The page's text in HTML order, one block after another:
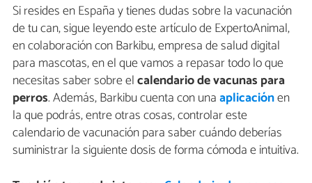
Si resides en España y tienes dudas sobre la vacunación
de tu can, sigue leyendo este artículo de ExpertoAnimal,
en colaboración con Barkibu, empresa de salud digital
para mascotas, en el que vamos a repasar todo lo que
necesitas saber sobre elcalendario de vacunas para
perros. Además, Barkibu cuenta con unaaplicaciónen
la que podrás, entre otras cosas, controlar este
calendario de vacunación para saber cuándo deberías
suministrar la siguiente dosis de forma cómoda e intuitiva.